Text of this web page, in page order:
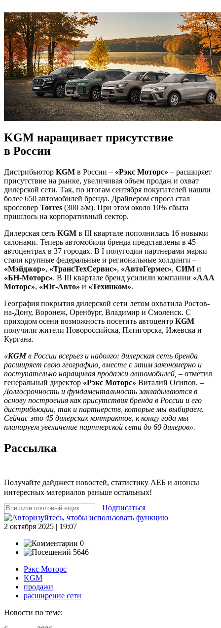
KGM наращивает присутствие
в России
Дистрибьютор KGM в России – «Рэкс Моторс» – расширяет
присутствие на рынке, увеличивая объем продаж и охват
дилерской сети. Так, по итогам сентября покупателей нашли
более 650 автомобилей бренда. Драйвером спроса стал
кроссовер Torres (300 а/м). При этом около 10% сбыта
пришлось на корпоративный сектор.
Дилерская сеть KGM в III квартале пополнилась 16 новыми
салонами. Теперь автомобили бренда представлены в 45
автоцентрах в 37 городах. В I полугодии партнерами марки
стали крупные федеральные и региональные холдинги –
«Мэйджор», «ТрансТехСервис», «АвтоГермес», СИМ и
«БН-Моторс». В III квартале бренд усилили компании «ААА
Моторс», «Юг-Авто» и «Техинком».
География покрытия дилерской сети летом охватила Ростов-
на-Дону, Воронеж, Оренбург, Владимир и Смоленск. С
приходом осени возможность посетить автоцентр KGM
получили жители Новороссийска, Пятигорска, Ижевска и
Кургана.
«KGMв России всерьез и надолго: дилерская сеть бренда
расширяет свою географию, вместе с этим закономерно и
поступательно наращивая продажи автомобилей, – отметил
генеральный директор «Рэкс Моторс» Виталий Осипов. –
Долгосрочность и фундаментальность закладываются в
основу построения как присутствия бренда в России и его
дистрибьюции, так и партнерств, которые мы выбираем.
Сейчас это 45 дилерских контрактов, к концу года мы
планируем увеличение партнерской сети до 60 дилеров».
Рассылка
Получайте дайджест новостей, статистику АЕБ и анонсы
интересных материалов раньше остальных!
Подписаться
2 октября 2025 | 19:07
0
5646
Рэкс Моторс
KGM
продажи
расширение сети
Новости по теме: